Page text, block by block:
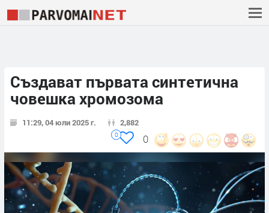
Създават първата синтетична
човешка хромозома
11:29, 04 юли 2025 г. 2,882
0
0